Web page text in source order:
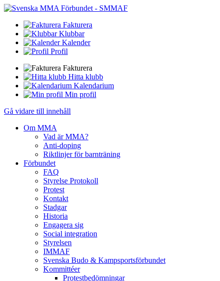
Fakturera
Klubbar
Kalender
Profil
Fakturera
Hitta klubb
Kalendarium
Min profil
Gå vidare till innehåll
Om MMA
Vad är MMA?
Anti-doping
Riktlinjer för barnträning
Förbundet
FAQ
Styrelse Protokoll
Protest
Kontakt
Stadgar
Historia
Engagera sig
Social integration
Styrelsen
IMMAF
Svenska Budo & Kampsportsförbundet
Kommittéer
Protestbedömningar